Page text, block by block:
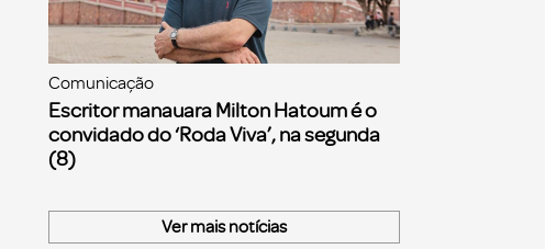
Comunicação
Escritor manauara Milton Hatoum é o
convidado do ‘Roda Viva’, na segunda
(8)
Ver mais notícias